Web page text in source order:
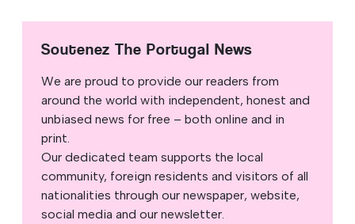
Soutenez The Portugal News
We are proud to provide our readers from
around the world with independent, honest and
unbiased news for free – both online and in
print.
Our dedicated team supports the local
community, foreign residents and visitors of all
nationalities through our newspaper, website,
social media and our newsletter.